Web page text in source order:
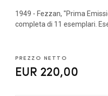
1949 - Fezzan, "Prima
completa di 11 esemplari.
PREZZO NETTO
EUR 220,00